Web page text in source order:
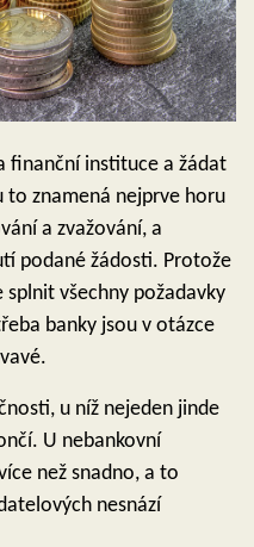
finanční instituce a žádat
to znamená nejprve horu
a zvažování, a
podané žádosti. Protože
splnit všechny požadavky
banky jsou v otázce
u níž nejeden jinde
U nebankovní
než snadno, a to
nesnází